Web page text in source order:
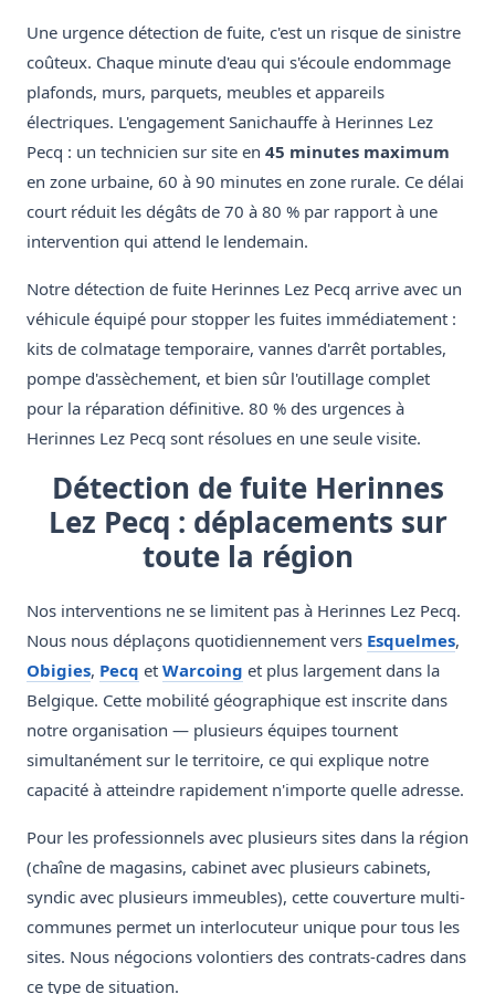
Une urgence détection de fuite, c'est un risque de sinistre
coûteux. Chaque minute d'eau qui s'écoule endommage
plafonds, murs, parquets, meubles et appareils
électriques. L'engagement Sanichauffe à Herinnes Lez
Pecq : un technicien sur site en 45 minutes maximum
en zone urbaine, 60 à 90 minutes en zone rurale. Ce délai
court réduit les dégâts de 70 à 80 % par rapport à une
intervention qui attend le lendemain.
Notre détection de fuite Herinnes Lez Pecq arrive avec un
véhicule équipé pour stopper les fuites immédiatement :
kits de colmatage temporaire, vannes d'arrêt portables,
pompe d'assèchement, et bien sûr l'outillage complet
pour la réparation définitive. 80 % des urgences à
Herinnes Lez Pecq sont résolues en une seule visite.
Détection de fuite Herinnes
Lez Pecq : déplacements sur
toute la région
Nos interventions ne se limitent pas à Herinnes Lez Pecq.
Nous nous déplaçons quotidiennement vers Esquelmes,
Obigies, Pecq et Warcoing et plus largement dans la
Belgique. Cette mobilité géographique est inscrite dans
notre organisation — plusieurs équipes tournent
simultanément sur le territoire, ce qui explique notre
capacité à atteindre rapidement n'importe quelle adresse.
Pour les professionnels avec plusieurs sites dans la région
(chaîne de magasins, cabinet avec plusieurs cabinets,
syndic avec plusieurs immeubles), cette couverture multi-
communes permet un interlocuteur unique pour tous les
sites. Nous négocions volontiers des contrats-cadres dans
ce type de situation.